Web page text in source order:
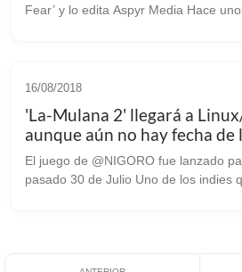
Fear’ y lo edita Aspyr Media Hace unos meses, en concreto
16/08/2018
'La-Mulana 2' llegará a
aunque aún no hay fecha
El juego de @NIGORO fue lanzado
pasado 30 de Julio Uno de los indies que ha estado dando